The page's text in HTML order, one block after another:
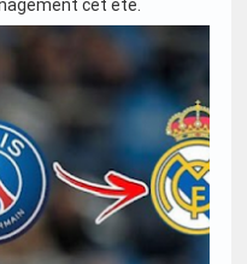
cet été.